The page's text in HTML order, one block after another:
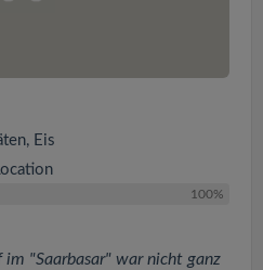
Eis
100%
"Saarbasar" war nicht ganz